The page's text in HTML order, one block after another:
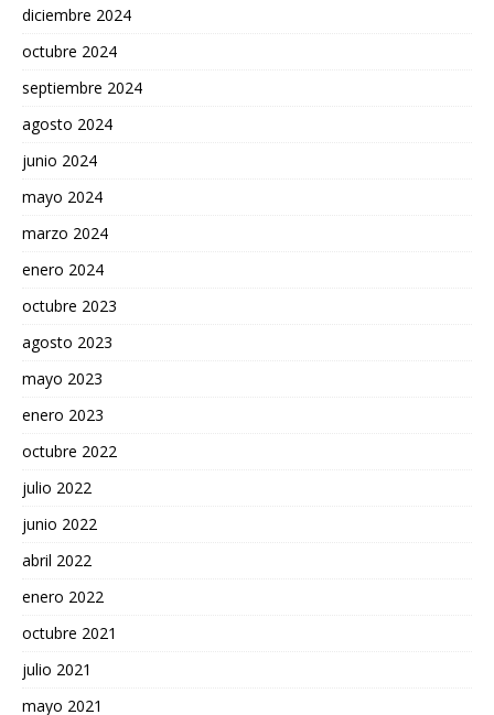
diciembre 2024
octubre 2024
septiembre 2024
agosto 2024
junio 2024
mayo 2024
marzo 2024
enero 2024
octubre 2023
agosto 2023
mayo 2023
enero 2023
octubre 2022
julio 2022
junio 2022
abril 2022
enero 2022
octubre 2021
julio 2021
mayo 2021